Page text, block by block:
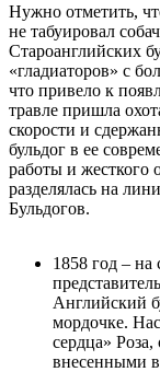
Нужно отметить,
не табуировал
Староанглийских
«гладиаторов» с
что привело к
травле пришла
скорости и
бульдог в ее
работы и жесткого
разделялась на
Бульдогов.
1858 год –
Английский
мордочке.
сердца»
внесенными в